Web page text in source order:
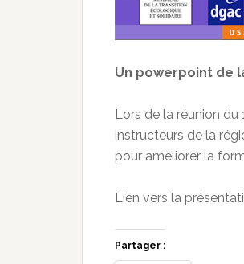
Un powerpoint de
Lors de la réunion du
instructeurs de la
pour améliorer la
Lien vers la
Partager :